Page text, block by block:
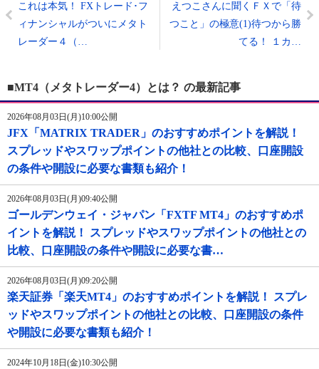
これは本気！ FXトレード･フ
ィナンシャルがついにメタト
レーダー４（…
えつこさんに聞くＦＸで「待
つこと」の極意(1)待つから勝
てる！ １カ…
■MT4（メタトレーダー4）とは？ の最新記事
2026年08月03日(月)10:00公開
JFX「MATRIX TRADER」のおすすめポイントを解説！
スプレッドやスワップポイントの他社との比較、口座開設
の条件や開設に必要な書類も紹介！
2026年08月03日(月)09:40公開
ゴールデンウェイ・ジャパン「FXTF MT4」のおすすめポ
イントを解説！ スプレッドやスワップポイントの他社との
比較、口座開設の条件や開設に必要な書…
2026年08月03日(月)09:20公開
楽天証券「楽天MT4」のおすすめポイントを解説！ スプレ
ッドやスワップポイントの他社との比較、口座開設の条件
や開設に必要な書類も紹介！
2024年10月18日(金)10:30公開